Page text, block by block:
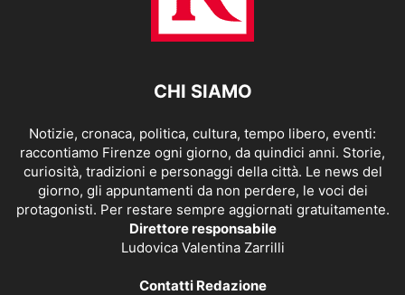
CHI SIAMO
Notizie, cronaca, politica, cultura, tempo libero, eventi:
raccontiamo Firenze ogni giorno, da quindici anni. Storie,
curiosità, tradizioni e personaggi della città. Le news del
giorno, gli appuntamenti da non perdere, le voci dei
protagonisti. Per restare sempre aggiornati gratuitamente.
Direttore responsabile
Ludovica Valentina Zarrilli
Contatti Redazione